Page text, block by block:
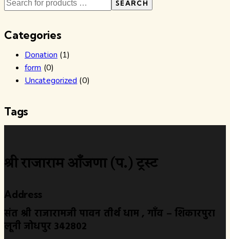
SEARCH
Categories
Donation (1)
form (0)
Uncategorized (0)
Tags
श्री राजाराम आँजणा (प.) ट्रस्ट
Address
संत श्री राजारामजी पावन तीर्थ धाम , गाँव – शिकारपुरा
लूनी जोधपुर 342802